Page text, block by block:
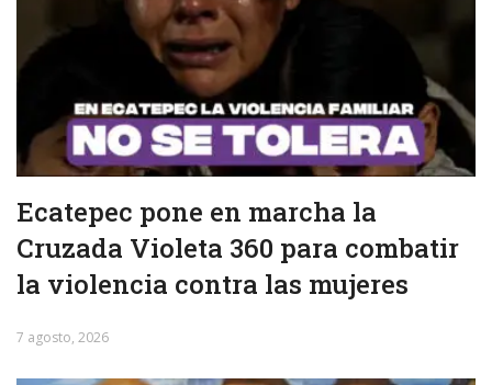
Ecatepec pone en marcha la
Cruzada Violeta 360 para combatir
la violencia contra las mujeres
7 agosto, 2026